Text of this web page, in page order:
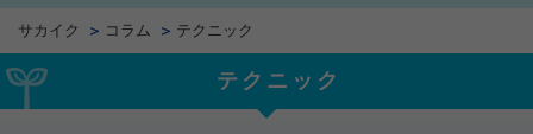
サカイク コラム テクニック
テクニック